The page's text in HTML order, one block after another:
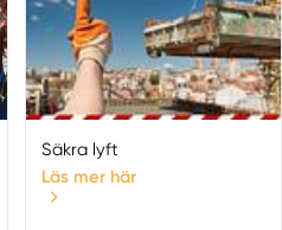
Säkra lyft
Läs mer här